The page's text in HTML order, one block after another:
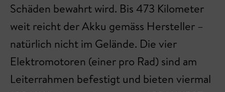
Schäden bewahrt wird. Bis 473 Kilometer
weit reicht der Akku gemäss Hersteller –
natürlich nicht im Gelände. Die vier
Elektromotoren (einer pro Rad) sind am
Leiterrahmen befestigt und bieten viermal